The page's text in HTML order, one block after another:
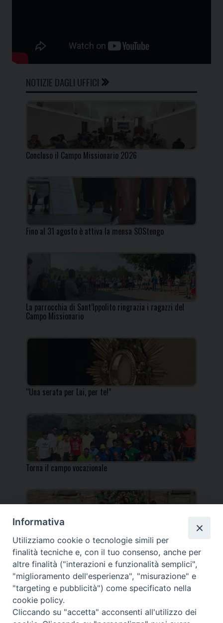
NOTIZIE DAGLI UFFICI
Concluso il Campo Missionario 2026
Fino al 31 agosto è attiva la mensa SOStengo
La parrocchia di Sant’Ippolito ringrazia i ragazzi del
Campo Missionario
“Una serata per Lui, per te!”
Torna il campo vocazionale
Torna il Campo Missionario Diocesano
_____________________________________________________
_____________________________
Informativa
Utilizziamo cookie o tecnologie simili per
finalità tecniche e, con il tuo consenso, anche per
altre finalità ("interazioni e funzionalità semplici",
"miglioramento dell'esperienza", "misurazione" e
"targeting e pubblicità") come specificato nella
cookie policy.
Cliccando su "accetta" acconsenti all'utilizzo dei